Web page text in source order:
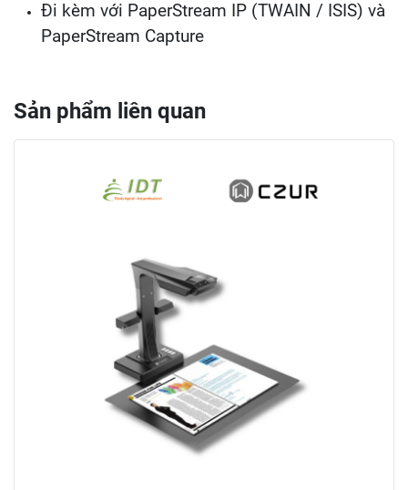
Đi kèm với PaperStream IP (TWAIN / ISIS) và
PaperStream Capture
Sản phẩm liên quan